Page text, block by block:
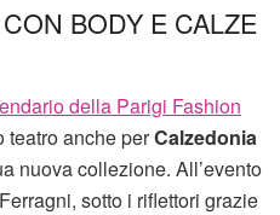
BODY E CALZE
della Parigi Fashion
teatro anche perCalzedonia
nuova collezione. All’evento
sotto i riflettori grazie